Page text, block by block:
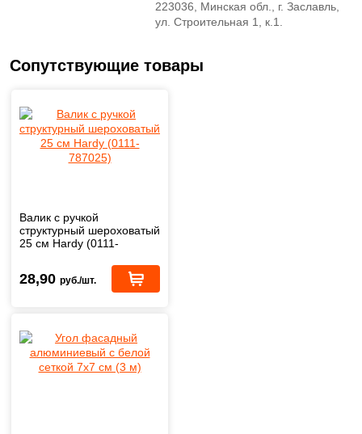
223036, Минская обл., г. Заславль,
ул. Строительная 1, к.1.
Сопутствующие товары
Валик с ручкой
структурный шероховатый
25 см Hardy (0111-
28,90 руб./шт.